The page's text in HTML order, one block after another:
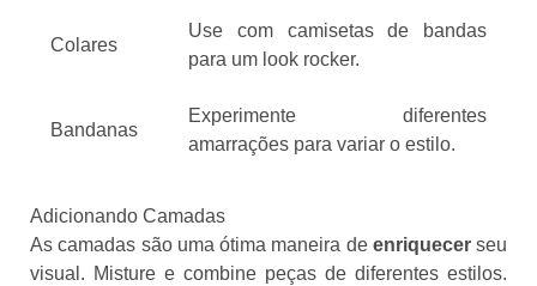
Colares
Use com camisetas de bandas
para um look rocker.
Bandanas
Experimente diferentes
amarrações para variar o estilo.
Adicionando Camadas
As camadas são uma ótima maneira de enriquecerseu
visual. Misture e combine peças de diferentes estilos.